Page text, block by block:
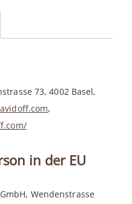
73, 4002 Basel,
,
in der EU
Wendenstrasse